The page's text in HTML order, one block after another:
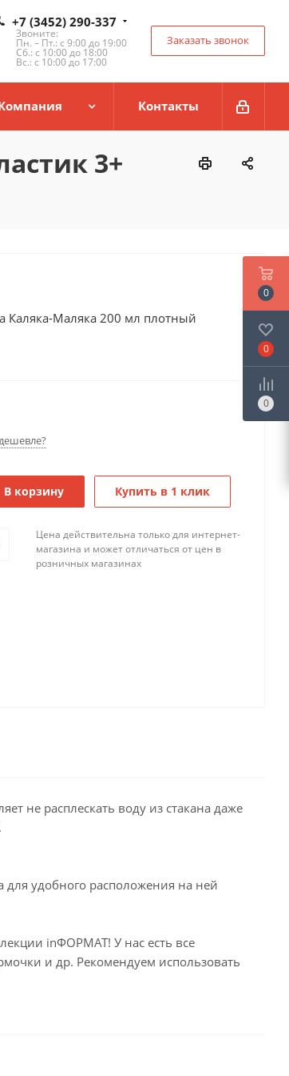
+7 (3452) 290-337
Звоните:
Пн. – Пт.: с 9:00 до 19:00
Сб.: с 10:00 до 18:00
Вс.: с 10:00 до 17:00
Заказать звонок
Контакты
3+
Каляка-Маляка 200 мл плотный
В корзину Купить в 1 клик
Цена действительна только для интернет-
магазина и может отличаться от цен в
розничных магазинах
не расплескать воду из стакана даже
удобного расположения на ней
inФОРМАТ! У нас есть все
и др. Рекомендуем использовать
0
0
0